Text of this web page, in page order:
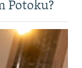
Potoku?